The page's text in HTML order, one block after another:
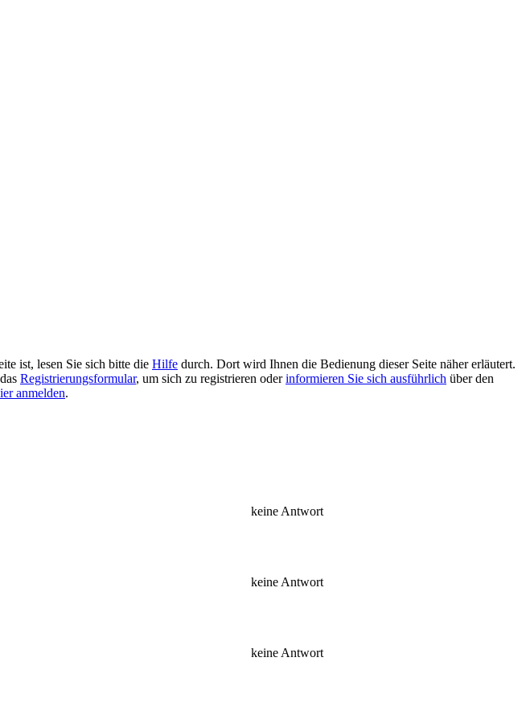
ist, lesen Sie sich bitte die Hilfe durch. Dort wird Ihnen die Bedienung dieser Seite näher erläutert.
Registrierungsformular, um sich zu registrieren oderinformieren Sie sich ausführlich über den
anmelden.
keine Antwort
keine Antwort
keine Antwort